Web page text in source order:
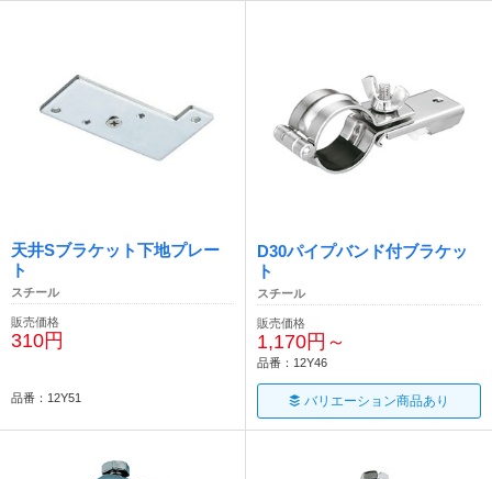
天井Sブラケット下地プレー
ト
スチール
販売価格
310円
品番：12Y51
D30パイプバンド付ブラケッ
ト
スチール
販売価格
1,170円～
品番：12Y46
バリエーション商品あり